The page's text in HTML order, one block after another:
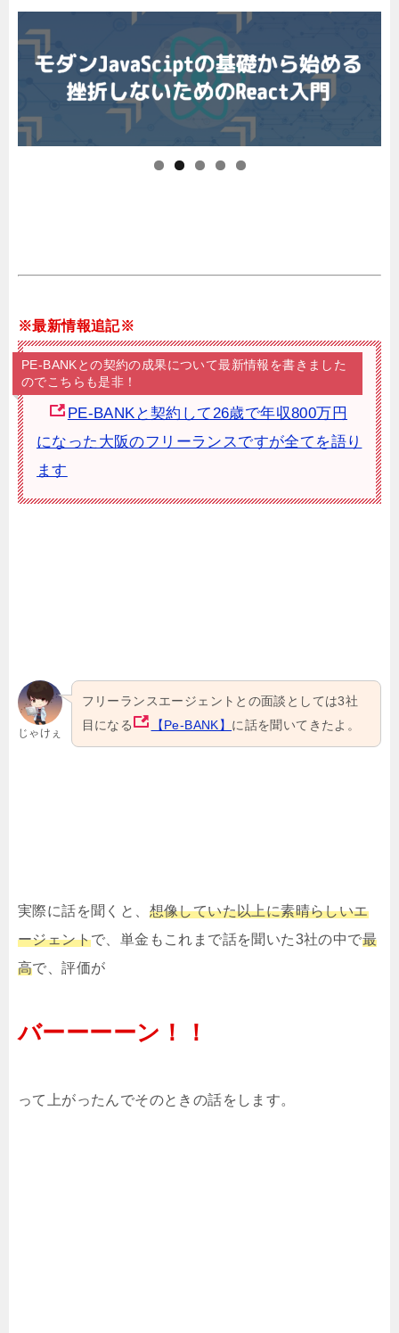
※最新情報追記※
PE-BANKとの契約の成果について最新情報を書きました
のでこちらも是非！
PE-BANKと契約して26歳で年収800万円
になった大阪のフリーランスですが全てを語り
ます
じゃけぇ
フリーランスエージェントとの面談としては3社
目になる
【Pe-BANK】 に話を聞いてきたよ。
実際に話を聞くと、 想像していた以上に素晴らしいエ
ージェントで、単金もこれまで話を聞いた3社の中で最
高で、評価が
バーーーーン！！
って上がったんでそのときの話をします。